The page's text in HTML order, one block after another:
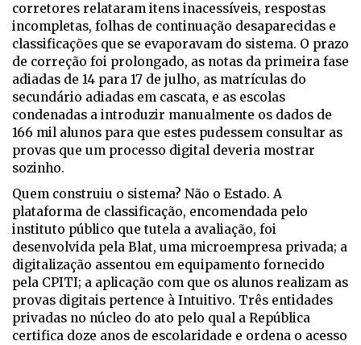
corretores relataram itens inacessíveis, respostas
incompletas, folhas de continuação desaparecidas e
classificações que se evaporavam do sistema. O prazo
de correção foi prolongado, as notas da primeira fase
adiadas de 14 para 17 de julho, as matrículas do
secundário adiadas em cascata, e as escolas
condenadas a introduzir manualmente os dados de
166 mil alunos para que estes pudessem consultar as
provas que um processo digital deveria mostrar
sozinho.
Quem construiu o sistema? Não o Estado. A
plataforma de classificação, encomendada pelo
instituto público que tutela a avaliação, foi
desenvolvida pela Blat, uma microempresa privada; a
digitalização assentou em equipamento fornecido
pela CPITI; a aplicação com que os alunos realizam as
provas digitais pertence à Intuitivo. Três entidades
privadas no núcleo do ato pelo qual a República
certifica doze anos de escolaridade e ordena o acesso